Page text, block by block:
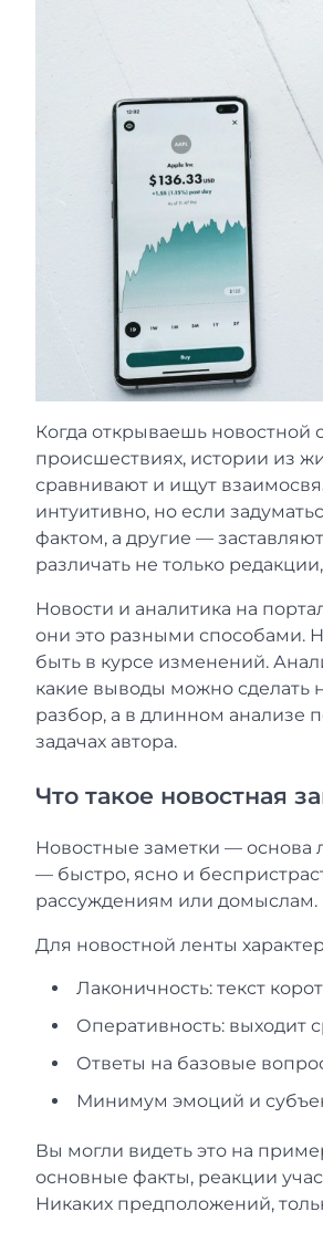
Когда открываешь новостной
происшествиях, истории из
сравнивают и ищут
интуитивно, но если
фактом, а другие —
различать не только
Новости и аналитика на
они это разными способами.
быть в курсе изменений.
какие выводы можно сделать
разбор, а в длинном анализе
задачах автора.
Что такое новостная
Новостные заметки — основа
— быстро, ясно и
рассуждениям или домыслам.
Для новостной ленты
Лаконичность: текст
Оперативность: выходит
Ответы на базовые
Минимум эмоций и
Вы могли видеть это на
основные факты, реакции
Никаких предположений,